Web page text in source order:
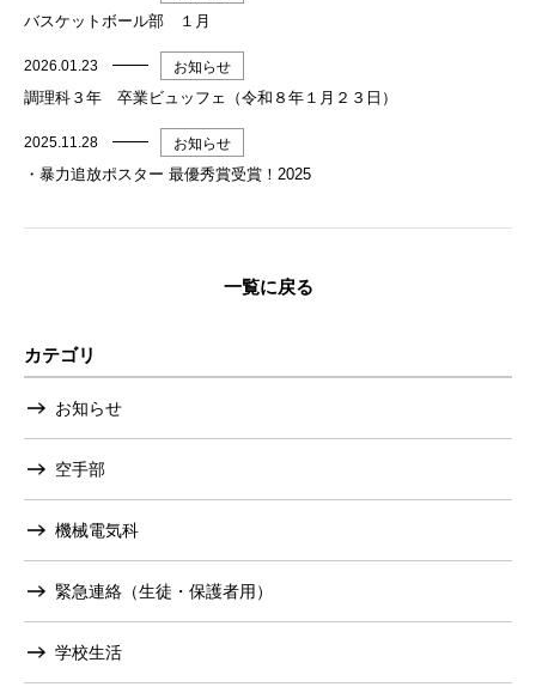
バスケットボール部 １月
2026.01.23 お知らせ
調理科３年 卒業ビュッフェ（令和８年１月２３日）
2025.11.28 お知らせ
・暴力追放ポスター 最優秀賞受賞！2025
一覧に戻る
カテゴリ
お知らせ
空手部
機械電気科
緊急連絡（生徒・保護者用）
学校生活